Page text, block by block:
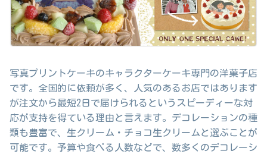
写真プリントケーキのキャラクターケーキ専門の洋菓子店
です。全国的に依頼が多く、人気のあるお店ではあります
が注文から最短2日で届けられるというスピーディーな対
応が支持を得ている理由と言えます。デコレーションの種
類も豊富で、生クリーム・チョコ生クリームと選ぶことが
可能です。予算や食べる人数などで、数多くのデコレーシ